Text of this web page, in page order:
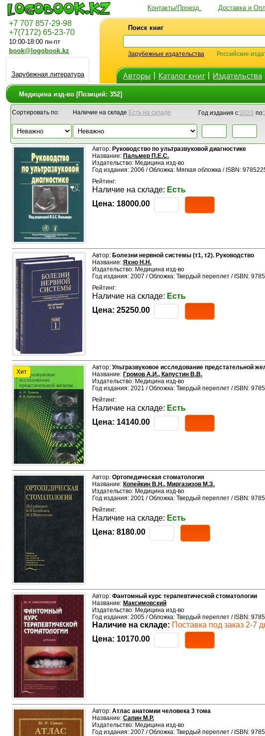
Контакты/Проезд Доставка и
+7 707 857-29-98
+7(7172) 65-23-70
10:00-18:00 пн-пт
book@logobook.kz
Зарубежная литература
Поиск книг
Зарубежные издательства
Российские
Авторы Каталог книг Издательства
Медицина изд-во [Позиций: 352]
Сортировать по: Наличие на складе Есть на складе Год издания с:2023 по:
Автор: Руководство по ультразвуковой диагностике
Название: Пальмер П.Е.С.
Издательство: Медицина изд-во
Год издания: 2006 / Обложка: Мягкая обложка / ISBN:
Рейтинг:
Наличие на складе: Есть
Цена: 18000.00
Автор: Болезни нервной системы (т1, т2). Руководство
Название: Яхно Н.Н.
Издательство: Медицина изд-во
Год издания: 2007 / Обложка: Твердый переплет / ISBN:
Рейтинг:
Наличие на складе: Есть
Цена: 25250.00
Хит
Автор: Ультразвуковое исследование предстательной
Название: Громов А.И., Капустин В.В.
Издательство: Медицина изд-во
Год издания: 2021 / Обложка: Твердый переплет / ISBN:
Рейтинг:
Наличие на складе: Есть
Цена: 14140.00
Автор: Ортопедическая стоматология
Название: Копейкин В.Н., Миргазизов М.З.
Издательство: Медицина изд-во
Год издания: 2001 / Обложка: Твердый переплет / ISBN:
Рейтинг:
Наличие на складе: Есть
Цена: 8180.00
Автор: Фантомный курс терапевтической стоматологии
Название: Максимовский
Издательство: Медицина изд-во
Год издания: 2005 / Обложка: Твердый переплет / ISBN:
Наличие на складе: Поставка под заказ 2-7
Цена: 10170.00
Автор: Атлас анатомии человека 3 тома
Название: Сапин М.Р.
Издательство: Медицина изд-во
Год издания: 2007 / Обложка: Твердый переплет / ISBN: